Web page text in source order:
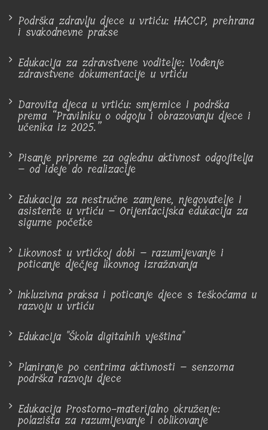
Podrška zdravlju djece u vrtiću: HACCP, prehrana
i svakodnevne prakse
Edukacija za zdravstvene voditelje: Vođenje
zdravstvene dokumentacije u vrtiću
Darovita djeca u vrtiću: smjernice i podrška
prema “Pravilniku o odgoju i obrazovanju djece i
učenika iz 2025.”
Pisanje pripreme za oglednu aktivnost odgojitelja
– od ideje do realizacije
Edukacija za nestručne zamjene, njegovatelje i
asistente u vrtiću – Orijentacijska edukacija za
sigurne početke
Likovnost u vrtićkoj dobi – razumijevanje i
poticanje dječjeg likovnog izražavanja
Inkluzivna praksa i poticanje djece s teškoćama u
razvoju u vrtiću
Edukacija "Škola digitalnih vještina"
Planiranje po centrima aktivnosti – senzorna
podrška razvoju djece
Edukacija Prostorno-materijalno okruženje:
polazišta za razumijevanje i oblikovanje